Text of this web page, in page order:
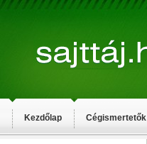
Kezdőlap Cégismertetők